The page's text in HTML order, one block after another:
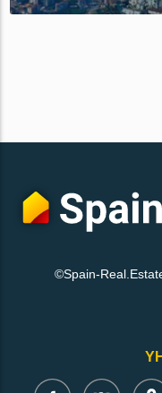
©Spain-